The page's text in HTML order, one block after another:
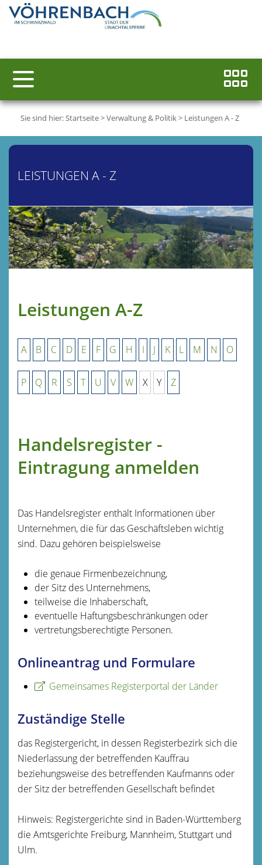
Sie sind hier:Startseite>Verwaltung & Politik> Leistungen A - Z
LEISTUNGEN A - Z
Leistungen A-Z
A B C D E F G H I J K L M N O
P Q R S T U V W X Y Z
Handelsregister -
Eintragung anmelden
Das Handelsregister enthält Informationen über
Unternehmen, die für das Geschäftsleben wichtig
sind. Dazu gehören beispielsweise
die genaue Firmenbezeichnung,
der Sitz des Unternehmens,
teilweise die Inhaberschaft,
eventuelle Haftungsbeschränkungen oder
vertretungsberechtigte Personen.
Onlineantrag und Formulare
Gemeinsames Registerportal der Länder
Zuständige Stelle
das Registergericht, in dessen Registerbezirk sich die
Niederlassung der betreffenden Kauffrau
beziehungsweise des betreffenden Kaufmanns oder
der Sitz der betreffenden Gesellschaft befindet
Hinweis: Registergerichte sind in Baden-Württemberg
die Amtsgerichte Freiburg, Mannheim, Stuttgart und
Ulm.